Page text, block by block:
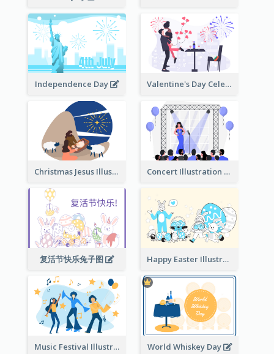
Independence Day Valentine's Day Celebration
Christmas Jesus Illustration Concert Illustration
复活节快乐兔子图 Happy Easter Illustration
Music Festival Illustration World Whiskey Day